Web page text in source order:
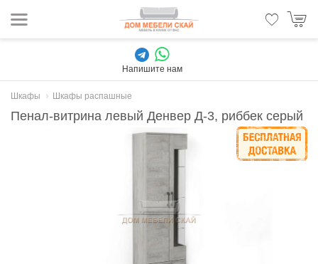
Напишите нам
Шкафы Шкафы распашные
Пенал-витрина левый Денвер Д-3, риббек серый